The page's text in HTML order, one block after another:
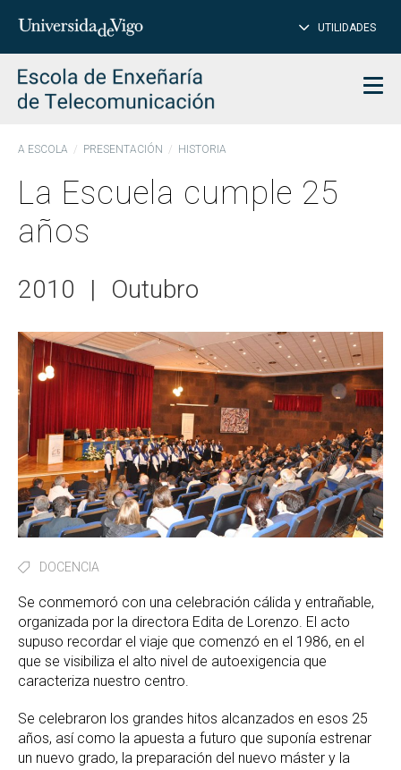
Insertar
para
buscar
UTILIDADES
A ESCOLA PRESENTACIÓN HISTORIA
La Escuela cumple 25
años
2010 | Outubro
DOCENCIA
Se conmemoró con una celebración cálida y entrañable,
organizada por la directora Edita de Lorenzo. El acto
supuso recordar el viaje que comenzó en el 1986, en el
que se visibiliza el alto nivel de autoexigencia que
caracteriza nuestro centro.
Se celebraron los grandes hitos alcanzados en esos 25
años, así como la apuesta a futuro que suponía estrenar
un nuevo grado, la preparación del nuevo máster y la